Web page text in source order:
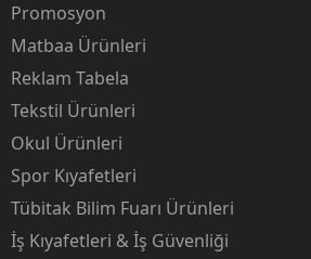
Promosyon
Matbaa Ürünleri
Reklam Tabela
Tekstil Ürünleri
Okul Ürünleri
Spor Kıyafetleri
Tübitak Bilim Fuarı Ürünleri
İş Kıyafetleri & İş Güvenliği